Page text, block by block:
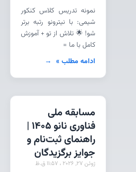
نمونه تدریس کلاس کنکور
شیمی: با نیترونو رتبه برتر
شو! 🌟 تلاش از تو + آموزش
کامل با ما =
ادامه مطلب »
مسابقه ملی
فناوری نانو 1405 |
راهنمای ثبت‌نام و
جوایز برگزیدگان
ژوئن 27, 2026